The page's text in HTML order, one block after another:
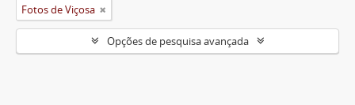
Fotos de Viçosa
Opções de pesquisa avançada